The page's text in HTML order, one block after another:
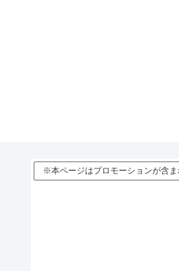
※本ページはプロモーションが含